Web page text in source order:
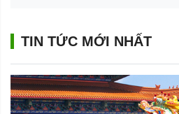
TIN TỨC MỚI NHẤT